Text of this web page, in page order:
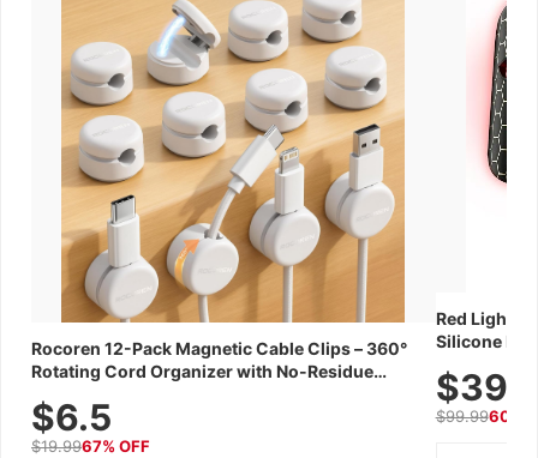
Rocoren 12-Pack Magnetic Cable Clips – 360°
Rotating Cord Organizer with No-Residue
Wall, Car & Office, White
$6.5
$19.9967% OFF
Red Light
Silicone
$99.9960%